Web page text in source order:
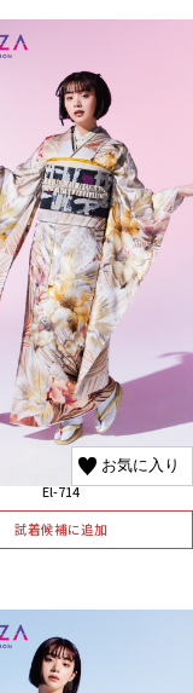
お気に入り
El-714
試着候補に追加